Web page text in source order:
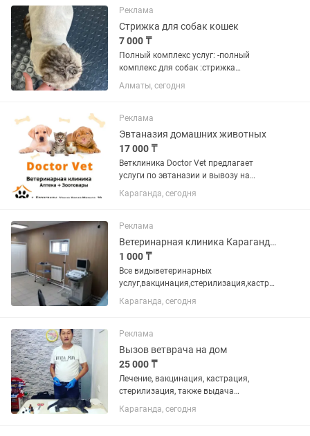
вакцинация(документы, рег.пасп) °
Чистка и...
Реклама
Стрижка для собак кошек
7 000 ₸
Полный комплекс услуг: -полный
комплекс для собак :стрижка
когтей,чистка ушей, гигиеническая
стрижка(лапок,паха,попы),купание,
линька для вашей кошечки: стрижка...
Алматы, сегодня
Реклама
Эвтаназия домашних животных
17 000 ₸
Ветклиника Doctor Vet предлагает
услуги по эвтаназии и вывозу на
кремацию кошек и собак по
приемлемым ценам тел адрес ул.Карла
вечера )
Караганда, сегодня
Реклама
Ветеринарная клиника Караганды
1 000 ₸
Все видыветеринарных
услуг,вакцинация,стерилизация,кастра
ция,терапия и хирургия,онкохирургия.
Караганда, сегодня
Реклама
Вызов ветврача на дом
25 000 ₸
Лечение, вакцинация, кастрация,
стерилизация, также выдача
прививочного паспорта
Караганда, сегодня